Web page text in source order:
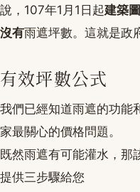
說，107年1月1日起建築
沒有雨遮坪數。這就是政
有效坪數公式
我們已經知道雨遮的功能
家最關心的價格問題。
既然雨遮有可能灌水，那
提供三步驟給您